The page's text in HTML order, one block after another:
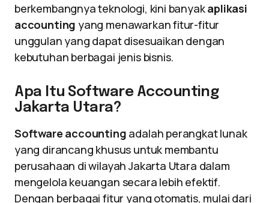
berkembangnya teknologi, kini banyakaplikasi
accounting yang menawarkan fitur-fitur
unggulan yang dapat disesuaikan dengan
kebutuhan berbagai jenis bisnis.
Apa Itu Software Accounting
Jakarta Utara?
Software accounting adalah perangkat lunak
yang dirancang khusus untuk membantu
perusahaan di wilayah Jakarta Utara dalam
mengelola keuangan secara lebih efektif.
Dengan berbagai fitur yang otomatis, mulai dari